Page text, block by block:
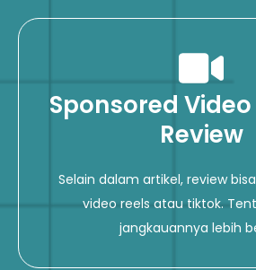
Sponsored
Review
Selain dalam artikel, review
video reels atau tiktok.
jangkauannya lebih